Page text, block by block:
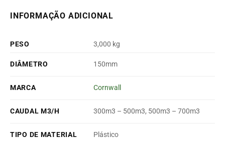
INFORMAÇÃO ADICIONAL
PESO 3,000 kg
DIÂMETRO 150mm
MARCA Cornwall
CAUDAL M3/H 300m3 – 500m3, 500m3 – 700m3
TIPO DE MATERIAL Plástico